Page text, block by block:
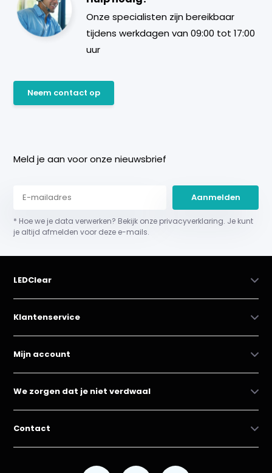
Onze specialisten zijn bereikbaar
tijdens werkdagen van 09:00 tot 17:00
uur
Neem contact op
Meld je aan voor onze nieuwsbrief
Aanmelden
* Hoe we je data verwerken? Bekijk onze privacyverklaring. Je kunt
je altijd afmelden voor deze e-mails.
LEDClear
Klantenservice
Mijn account
We zorgen dat je niet verdwaal
Contact